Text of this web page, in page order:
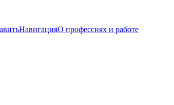
НавигацияО профессиях и работе